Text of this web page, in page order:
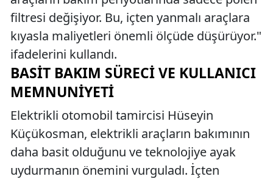
filtresi değişiyor. Bu, içten yanmalı araçlara
kıyasla maliyetleri önemli ölçüde düşürüyor."
ifadelerini kullandı.
BASIT BAKIM SÜRECI VE KULLANICI
MEMNUNIYETI
Elektrikli otomobil tamircisi Hüseyin
Küçükosman, elektrikli araçların bakımının
daha basit olduğunu ve teknolojiye ayak
uydurmanın önemini vurguladı. İçten